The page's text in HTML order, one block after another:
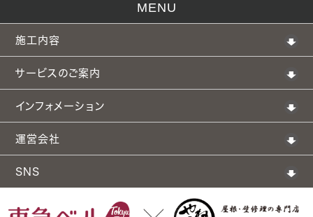
MENU
施工内容
サービスのご案内
インフォメーション
運営会社
SNS